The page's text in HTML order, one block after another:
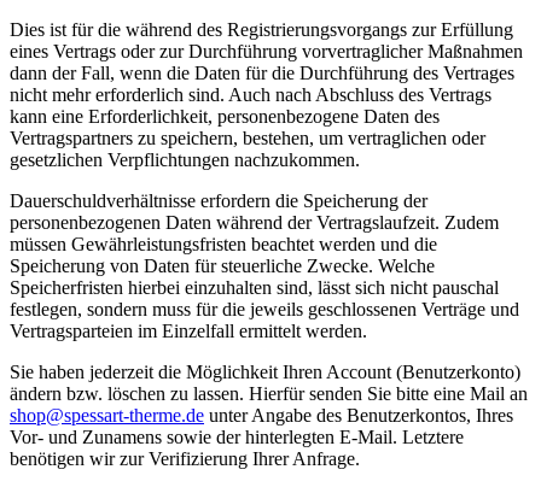
Dies ist für die während des Registrierungsvorgangs zur Erfüllung
eines Vertrags oder zur Durchführung vorvertraglicher Maßnahmen
dann der Fall, wenn die Daten für die Durchführung des Vertrages
nicht mehr erforderlich sind. Auch nach Abschluss des Vertrags
kann eine Erforderlichkeit, personenbezogene Daten des
Vertragspartners zu speichern, bestehen, um vertraglichen oder
gesetzlichen Verpflichtungen nachzukommen.
Dauerschuldverhältnisse erfordern die Speicherung der
personenbezogenen Daten während der Vertragslaufzeit. Zudem
müssen Gewährleistungsfristen beachtet werden und die
Speicherung von Daten für steuerliche Zwecke. Welche
Speicherfristen hierbei einzuhalten sind, lässt sich nicht pauschal
festlegen, sondern muss für die jeweils geschlossenen Verträge und
Vertragsparteien im Einzelfall ermittelt werden.
Sie haben jederzeit die Möglichkeit Ihren Account (Benutzerkonto)
ändern bzw. löschen zu lassen. Hierfür senden Sie bitte eine Mail an
shop@spessart-therme.de unter Angabe des Benutzerkontos, Ihres
Vor- und Zunamens sowie der hinterlegten E-Mail. Letztere
benötigen wir zur Verifizierung Ihrer Anfrage.